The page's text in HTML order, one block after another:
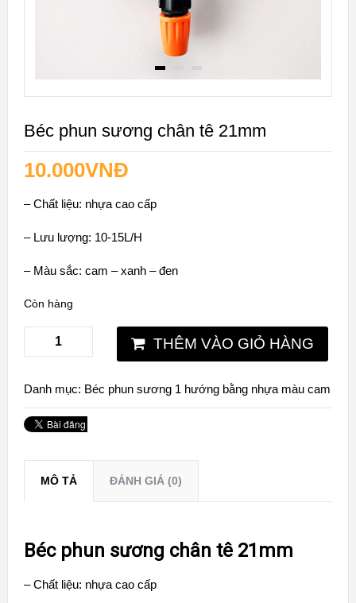
Béc phun sương chân tê 21mm
10.000VNĐ
– Chất liệu: nhựa cao cấp
– Lưu lượng: 10-15L/H
– Màu sắc: cam – xanh – đen
Còn hàng
THÊM VÀO GIỎ HÀNG
Danh mục: Béc phun sương 1 hướng bằng nhựa màu cam
MÔ TẢ ĐÁNH GIÁ (0)
Béc phun sương chân tê 21mm
– Chất liệu: nhựa cao cấp